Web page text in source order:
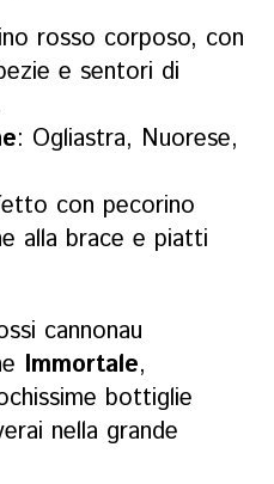
rosso corposo, con
e sentori di
: Ogliastra, Nuorese,
con pecorino
alla brace e piatti
cannonau
Immortale,
bottiglie
nella grande